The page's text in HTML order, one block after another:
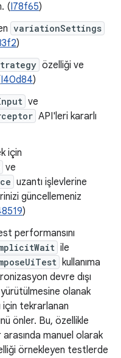
(I78f65)
variationSettings
)
özelliği ve
I40d84)
ve
API'leri kararlı
için
ve
uzantı işlevlerine
güncellemeniz
)
performansını
ile
kullanıma
devre dışı
olanak
için tekrarlanan
önler. Bu, özellikle
manuel olarak
örnekleyen testlerde